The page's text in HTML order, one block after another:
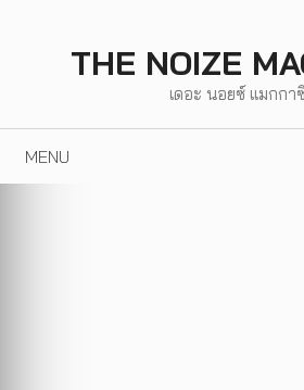
THE NOIZE
เดอะ นอยซ์ แมกกา
MENU